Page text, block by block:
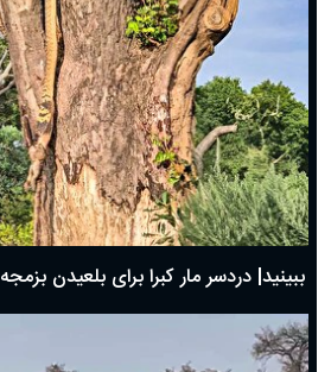
ببینید| دردسر مار کبرا برای بلعیدن بزمجه